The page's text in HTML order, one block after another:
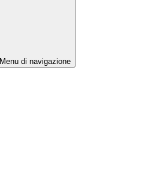
Menu di navigazione